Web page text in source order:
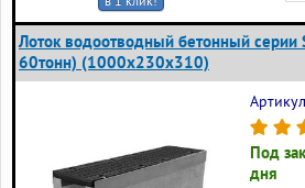
Лоток водоотводный бетонный
60тонн) (1000x230x310)
Под
дня